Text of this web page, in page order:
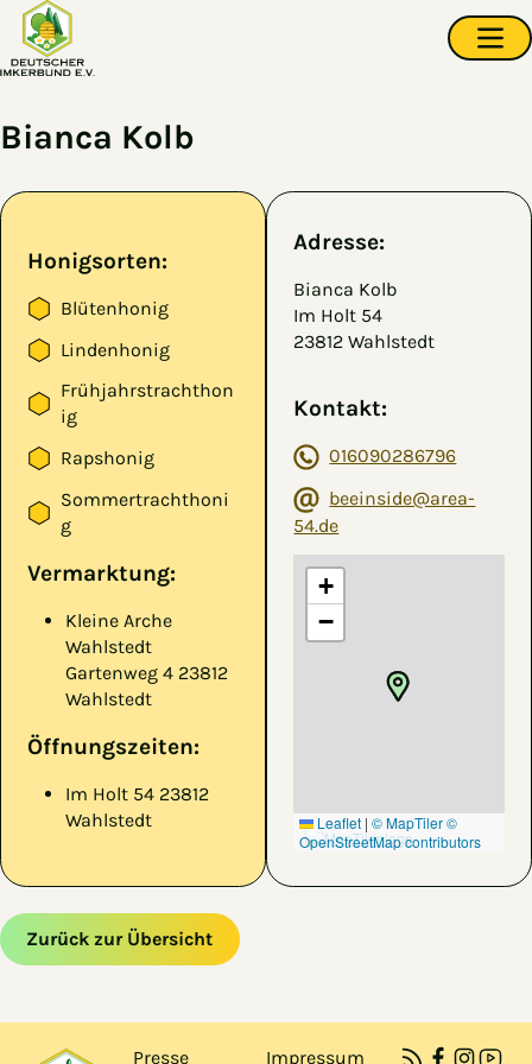
Zum Hauptinhalt springen
Bianca Kolb
Honigsorten:
Blütenhonig
Lindenhonig
Frühjahrstrachthon
ig
Rapshonig
Sommertrachthoni
g
Vermarktung:
Kleine Arche
Wahlstedt
Gartenweg 4 23812
Wahlstedt
Öffnungszeiten:
Im Holt 54 23812
Wahlstedt
Adresse:
Bianca Kolb
Im Holt 54
23812 Wahlstedt
Kontakt:
016090286796
beeinside@area-
54.de
+
−
Leaflet | © MapTiler©
OpenStreetMap contributors
Zurück zur Übersicht
Presse
Impressum